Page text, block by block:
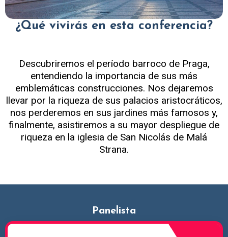
¿Qué vivirás en esta conferencia?
Descubriremos el período barroco de Praga,
entendiendo la importancia de sus más
emblemáticas construcciones. Nos dejaremos
llevar por la riqueza de sus palacios aristocráticos,
nos perderemos en sus jardines más famosos y,
finalmente, asistiremos a su mayor despliegue de
riqueza en la iglesia de San Nicolás de Malá
Strana.
Panelista